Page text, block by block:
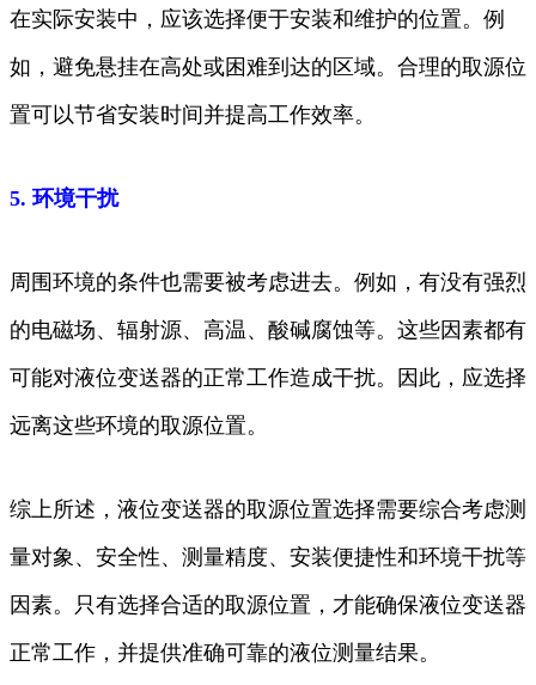
在实际安装中，应该选择便于安装和维护的位置。例
如，避免悬挂在高处或困难到达的区域。合理的取源位
置可以节省安装时间并提高工作效率。
5. 环境干扰
周围环境的条件也需要被考虑进去。例如，有没有强烈
的电磁场、辐射源、高温、酸碱腐蚀等。这些因素都有
可能对液位变送器的正常工作造成干扰。因此，应选择
远离这些环境的取源位置。
综上所述，液位变送器的取源位置选择需要综合考虑测
量对象、安全性、测量精度、安装便捷性和环境干扰等
因素。只有选择合适的取源位置，才能确保液位变送器
正常工作，并提供准确可靠的液位测量结果。